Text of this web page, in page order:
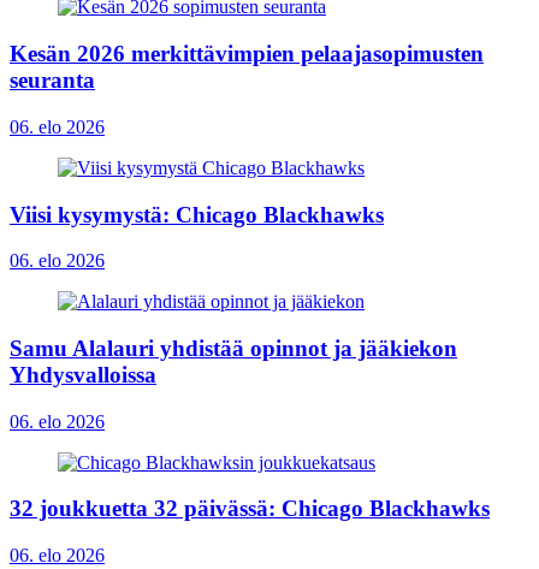
Kesän 2026 merkittävimpien pelaajasopimusten
seuranta
06. elo 2026
Viisi kysymystä: Chicago Blackhawks
06. elo 2026
Samu Alalauri yhdistää opinnot ja jääkiekon
Yhdysvalloissa
06. elo 2026
32 joukkuetta 32 päivässä: Chicago Blackhawks
06. elo 2026